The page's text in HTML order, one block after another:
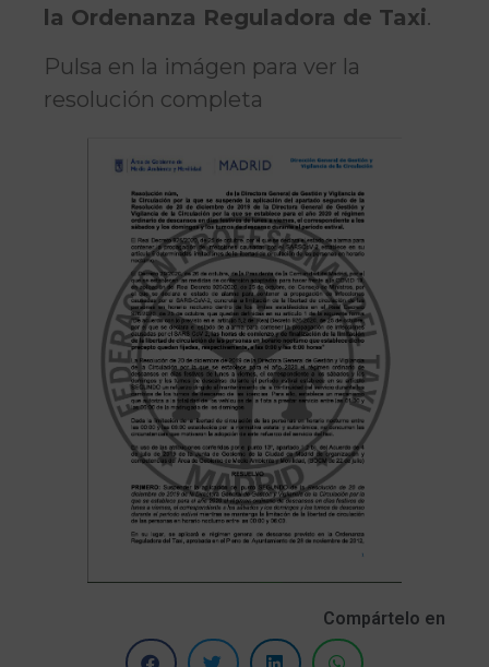
la Ordenanza Reguladora de Taxi.
Pulsa en la imágen para ver la
resolución completa
Compártelo en